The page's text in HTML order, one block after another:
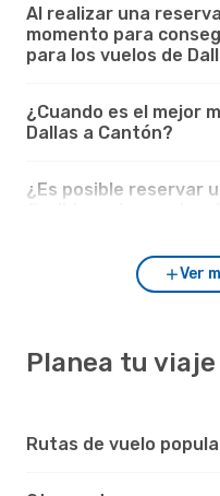
Al realizar una
momento para
para los vuelos de
¿Cuando es el mejor
Dallas a Cantón?
¿Es posible reservar
Ver
Planea tu viaje
Rutas de vuelo